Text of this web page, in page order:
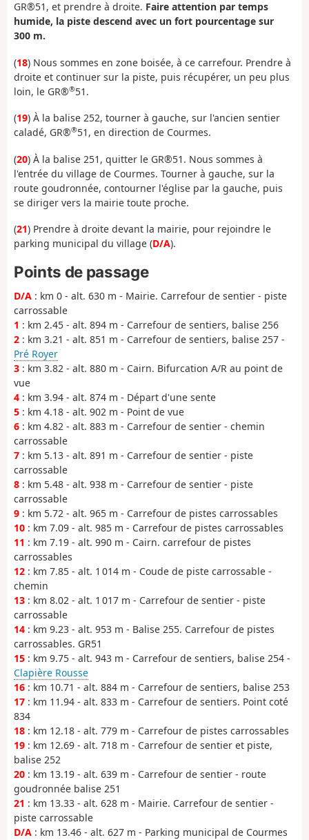
GR®51, et prendre à droite. Faire attention par temps
humide, la piste descend avec un fort pourcentage sur
300 m.
(18) Nous sommes en zone boisée, à ce carrefour. Prendre à
droite et continuer sur la piste, puis récupérer, un peu plus
loin, le GR®®51.
(19) À la balise 252, tourner à gauche, sur l'ancien sentier
caladé, GR®®51, en direction de Courmes.
(20) À la balise 251, quitter le GR®51. Nous sommes à
l'entrée du village de Courmes. Tourner à gauche, sur la
route goudronnée, contourner l'église par la gauche, puis
se diriger vers la mairie toute proche.
(21) Prendre à droite devant la mairie, pour rejoindre le
parking municipal du village (D/A).
Points de passage
D/A : km 0 - alt. 630 m - Mairie. Carrefour de sentier - piste
carrossable
1 : km 2.45 - alt. 894 m - Carrefour de sentiers, balise 256
2 : km 3.21 - alt. 851 m - Carrefour de sentiers, balise 257 -
Pré Royer
3 : km 3.82 - alt. 880 m - Cairn. Bifurcation A/R au point de
vue
4 : km 3.94 - alt. 874 m - Départ d'une sente
5 : km 4.18 - alt. 902 m - Point de vue
6 : km 4.82 - alt. 883 m - Carrefour de sentier - chemin
carrossable
7 : km 5.13 - alt. 891 m - Carrefour de sentier - piste
carrossable
8 : km 5.48 - alt. 938 m - Carrefour de sentier - piste
carrossable
9 : km 5.72 - alt. 965 m - Carrefour de pistes carrossables
10 : km 7.09 - alt. 985 m - Carrefour de pistes carrossables
11 : km 7.19 - alt. 990 m - Cairn. carrefour de pistes
carrossables
12 : km 7.85 - alt. 1 014 m - Coude de piste carrossable -
chemin
13 : km 8.02 - alt. 1 017 m - Carrefour de sentier - piste
carrossable
14 : km 9.23 - alt. 953 m - Balise 255. Carrefour de pistes
carrossables. GR51
15 : km 9.75 - alt. 943 m - Carrefour de sentiers, balise 254 -
Clapière Rousse
16 : km 10.71 - alt. 884 m - Carrefour de sentiers, balise 253
17 : km 11.94 - alt. 833 m - Carrefour de sentiers. Point coté
834
18 : km 12.18 - alt. 779 m - Carrefour de pistes carrossables
19 : km 12.69 - alt. 718 m - Carrefour de sentier et piste,
balise 252
20 : km 13.19 - alt. 639 m - Carrefour de sentier - route
goudronnée balise 251
21 : km 13.33 - alt. 628 m - Mairie. Carrefour de sentier -
piste carrossable
D/A : km 13.46 - alt. 627 m - Parking municipal de Courmes